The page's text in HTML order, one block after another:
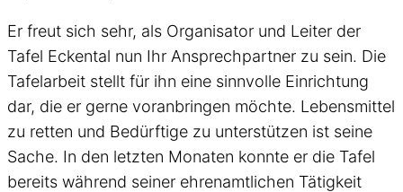
Er freut sich sehr, als Organisator und Leiter der
Tafel Eckental nun Ihr Ansprechpartner zu sein. Die
Tafelarbeit stellt für ihn eine sinnvolle Einrichtung
dar, die er gerne voranbringen möchte. Lebensmittel
zu retten und Bedürftige zu unterstützen ist seine
Sache. In den letzten Monaten konnte er die Tafel
bereits während seiner ehrenamtlichen Tätigkeit